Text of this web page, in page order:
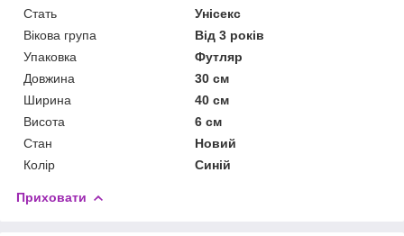
Стать
Унісекс
Вікова група
Від 3 років
Упаковка
Футляр
Довжина
30 см
Ширина
40 см
Висота
6 см
Стан
Новий
Колір
Синій
Приховати